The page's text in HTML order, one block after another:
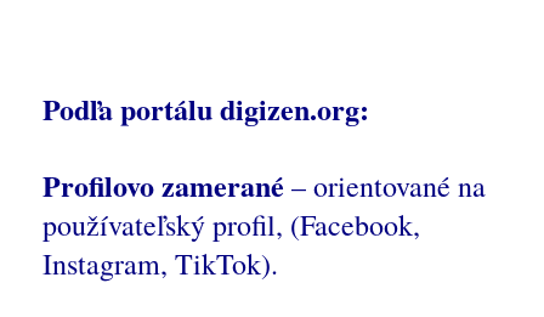
Podľa portálu digizen.org:
Profilovo zamerané – orientované na
používateľský profil, (Facebook,
Instagram, TikTok).